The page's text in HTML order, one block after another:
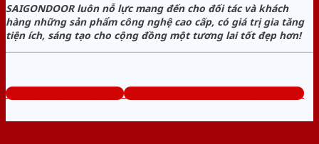
SAIGONDOOR luôn nỗ lực mang đến cho đối tác và khách
hàng những sản phẩm công nghệ cao cấp, có giá trị gia tăng
tiện ích, sáng tạo cho cộng đồng một tương lai tốt đẹp hơn!
www.cuanhuavango.com Tổng đài tư vấn miễn phí: 0824.400.400